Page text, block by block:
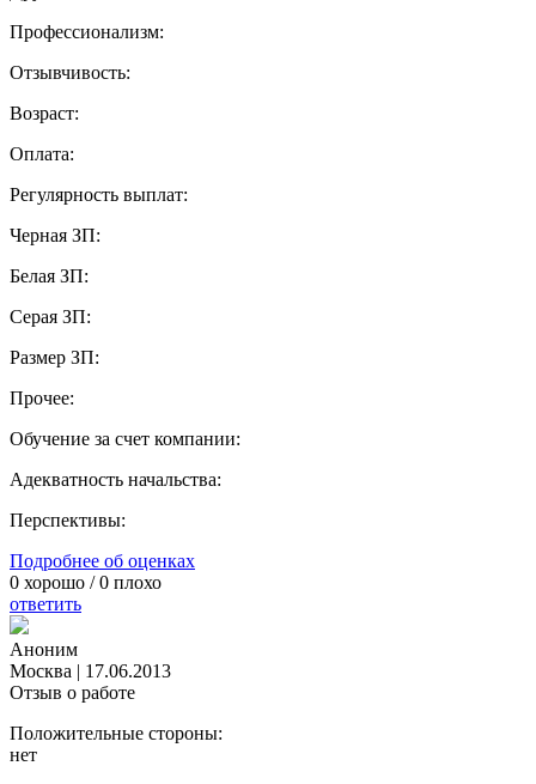
Профессионализм:
Отзывчивость:
Возраст:
Оплата:
Регулярность выплат:
Черная ЗП:
Белая ЗП:
Серая ЗП:
Размер ЗП:
Прочее:
Обучение за счет компании:
Адекватность начальства:
Перспективы:
Подробнее об оценках
0 хорошо /0 плохо
ответить
Аноним
Москва | 17.06.2013
Отзыв о работе
Положительные стороны:
нет